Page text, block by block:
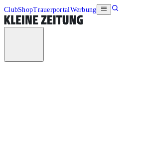
ClubShopTrauerportalWerbung